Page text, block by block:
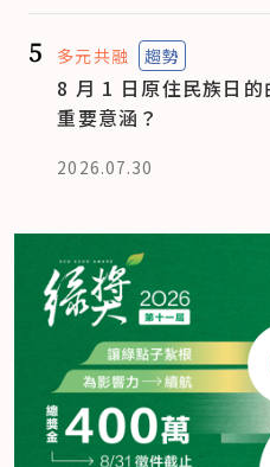
5 多元共融 趨勢
8 月 1 日原住民族日
重要意涵？
2026.07.30